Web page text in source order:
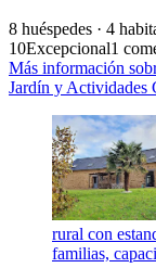
8 huéspedes · 4
10Excepcional1
Más información
Jardín y Actividades
rural con
familias,